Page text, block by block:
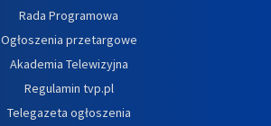
Rada Programowa
Ogłoszenia przetargowe
Akademia Telewizyjna
Regulamin tvp.pl
Telegazeta ogłoszenia